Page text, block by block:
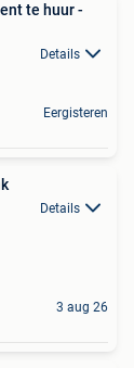
te huur -
Details
Eergisteren
Details
3 aug 26